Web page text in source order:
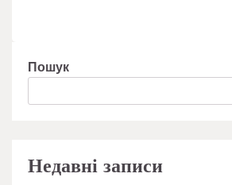
Пошук
Недавні записи